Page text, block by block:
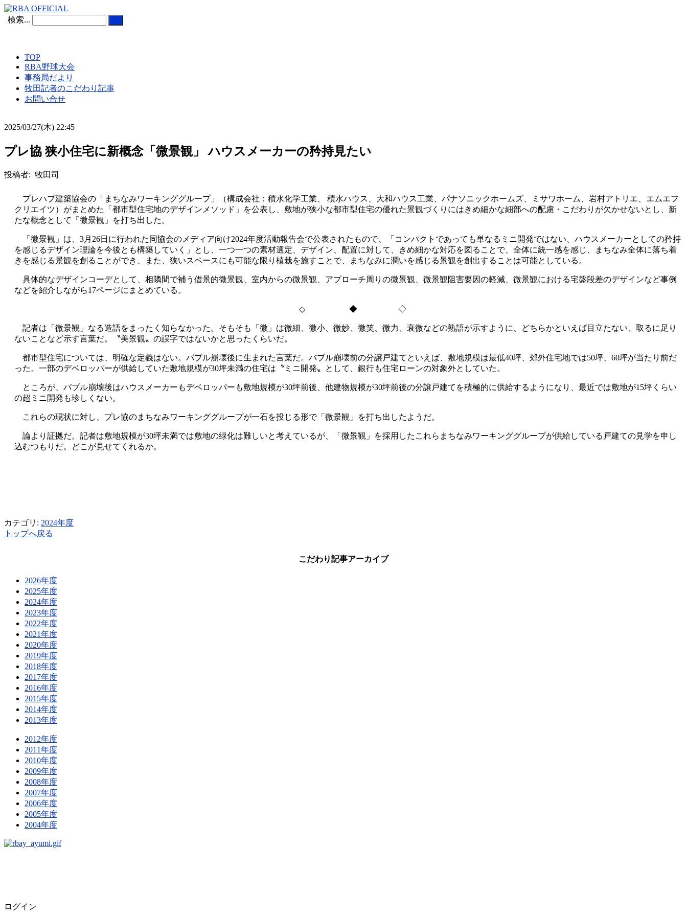
検索...
TOP
RBA野球大会
事務局だより
牧田記者のこだわり記事
お問い合せ
2025/03/27(木) 22:45
プレ協 狭小住宅に新概念「微景観」 ハウスメーカーの矜持見たい
投稿者: 牧田司
プレハブ建築協会の「まちなみワーキンググループ」（構成会社：積水化学工業、 積水ハウス、大和ハウス工業、パナソニックホームズ、ミサワホーム、岩村アトリエ、エムエフ
クリエイツ）がまとめた「都市型住宅地のデザインメソッド」を公表し、敷地が狭小な都市型住宅の優れた景観づくりにはきめ細かな細部への配慮・こだわりが欠かせないとし、新
たな概念として「微景観」を打ち出した。
「微景観」は、 3月 26日に行われた同協会のメディア向け2024年度活動報告会で公表されたもので、「コンパクトであっても単なるミニ開発ではない、ハウスメーカーとしての矜持
を感じるデザイン理論を今後とも構築していく」とし、一つ一つの素材選定、デザイン、配置に対して、きめ細かな対応を図ることで、全体に統一感を感じ、まちなみ全体に落ち着
きを感じる景観を創ることができ、また、狭いスペースにも可能な限り植栽を施すことで、まちなみに潤いを感じる景観を創出することは可能としている。
具体的なデザインコーデとして、相隣間で補う借景的微景観、室内からの微景観、アプローチ周りの微景観、微景観阻害要因の軽減、微景観における宅盤段差のデザインなど事例
などを紹介しながら17ページにまとめている。
◇ ◆ ◇
記者は「微景観」なる造語をまったく知らなかった。そもそも「微」は微細、微小、微妙、微笑、微力、衰微などの熟語が示すように、どちらかといえば目立たない、取るに足り
ないことなど示す言葉だ。〝美景観〟の誤字ではないかと思ったくらいだ。
都市型住宅については、明確な定義はない。バブル崩壊後に生まれた言葉だ。バブル崩壊前の分譲戸建てといえば、敷地規模は最低40坪、郊外住宅地では50坪、 60坪が当たり前だ
った。一部のデベロッパーが供給していた敷地規模が30坪未満の住宅は〝ミニ開発〟として、銀行も住宅ローンの対象外としていた。
ところが、バブル崩壊後はハウスメーカーもデベロッパーも敷地規模が30坪前後、他建物規模が30坪前後の分譲戸建てを積極的に供給するようになり、最近では敷地が15坪くらい
の超ミニ開発も珍しくない。
これらの現状に対し、プレ協のまちなみワーキンググループが一石を投じる形で「微景観」を打ち出したようだ。
論より証拠だ。記者は敷地規模が30坪未満では敷地の緑化は難しいと考えているが、「微景観」を採用したこれらまちなみワーキンググループが供給している戸建ての見学を申し
込むつもりだ。どこが見せてくれるか。
カテゴリ: 2024年度
トップへ戻る
こだわり記事アーカイブ
2026年度
2025年度
2024年度
2023年度
2022年度
2021年度
2020年度
2019年度
2018年度
2017年度
2016年度
2015年度
2014年度
2013年度
2012年度
2011年度
2010年度
2009年度
2008年度
2007年度
2006年度
2005年度
2004年度
ログイン